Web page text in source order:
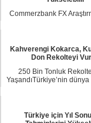
Commerzbank FX
Kahverengi Kokarca,
Don Rekolteyi
250 Bin Tonluk
YaşandıTürkiye’nin
Türkiye için Yıl